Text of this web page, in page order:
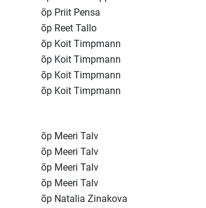
õp Priit Pensa
õp Reet Tallo
õp Koit Timpmann
õp Koit Timpmann
õp Koit Timpmann
õp Koit Timpmann
õp Meeri Talv
õp Meeri Talv
õp Meeri Talv
õp Meeri Talv
õp Natalia Zinakova